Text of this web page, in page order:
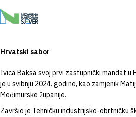
Hrvatski sabor
Ivica Baksa svoj prvi zastupnički mandat u
je u svibnju 2024. godine, kao zamjenik
Međimurske županije.
Završio je Tehničku industrijsko-obrtničku